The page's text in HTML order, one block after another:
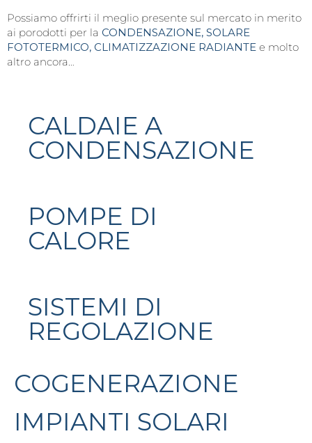
Possiamo offrirti il meglio presente sul mercato in merito
ai porodotti per la CONDENSAZIONE, SOLARE
FOTOTERMICO, CLIMATIZZAZIONE RADIANTE e molto
altro ancora…
CALDAIE A
CONDENSAZIONE
POMPE DI
CALORE
SISTEMI DI
REGOLAZIONE
COGENERAZIONE
IMPIANTI SOLARI